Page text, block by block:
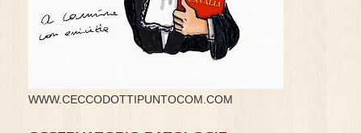
WWW.CECCODOTTIPUNTOCOM.COM